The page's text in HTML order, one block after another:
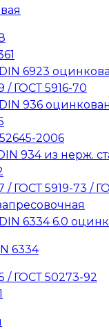
6923
/ ГОСТ 5916-70
936
2006
934 из нерж.
/ ГОСТ 5919-73 /
6334 6.0
6334
/ ГОСТ 50273-92